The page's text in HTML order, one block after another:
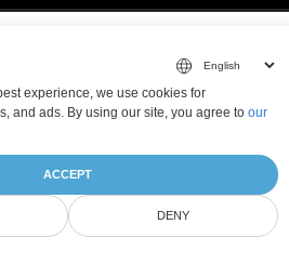
experience, we use cookies for
and ads. By using our site, you agree toour
ACCEPT
DENY